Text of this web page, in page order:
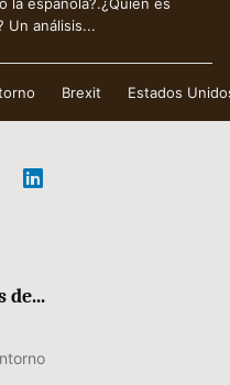
la española?.¿Quién es
Un análisis...
Brexit Estados
de...